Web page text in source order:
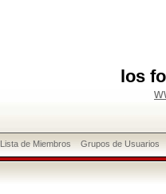
los
Lista de Miembros Grupos de Usuarios